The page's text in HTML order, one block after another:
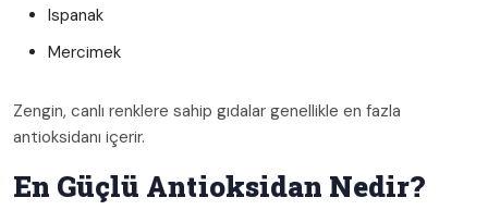
Ispanak
Mercimek
Zengin, canlı renklere sahip gıdalar genellikle en fazla
antioksidanı içerir.
En Güçlü Antioksidan Nedir?